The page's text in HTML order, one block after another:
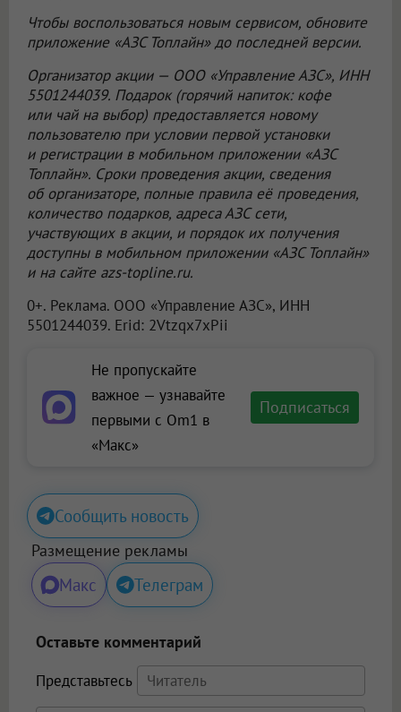
Чтобы воспользоваться новым сервисом, обновите
приложение «АЗС Топлайн» до последней версии.
Организатор акции — ООО «Управление АЗС», ИНН
5501244039. Подарок (горячий напиток: кофе
или чай на выбор) предоставляется новому
пользователю при условии первой установки
и регистрации в мобильном приложении «АЗС
Топлайн». Сроки проведения акции, сведения
об организаторе, полные правила её проведения,
количество подарков, адреса АЗС сети,
участвующих в акции, и порядок их получения
доступны в мобильном приложении «АЗС Топлайн»
и на сайте azs-topline.ru.
0+. Реклама. ООО «Управление АЗС», ИНН
5501244039. Erid: 2Vtzqx7xPii
Не пропускайте
важное — узнавайте
первыми с Om1 в
«Макс»
Подписаться
Сообщить новость
Размещение рекламы
Макс Телеграм
Оставьте комментарий
Представьтесь